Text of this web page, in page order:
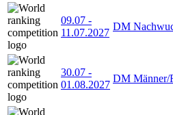
09.07 -
11.07.2027
DM
30.07 -
01.08.2027
DM Männer/